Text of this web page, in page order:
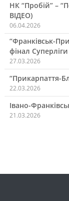
НК “Пробій” –
ВІДЕО)
06.04.2026
“Франківськ-
фінал Суперліги
27.03.2026
“Прикарпаття-
22.03.2026
Івано-
21.03.2026